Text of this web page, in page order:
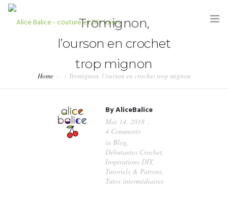
HOME
Tromignon,
l’ourson en crochet
trop mignon
Home Tromignon, l’ourson en crochet trop mignon
ByAliceBalice
Mai 14, 2018
4 Comments
in Blog,
Débutantes Crochet,
Inspirations DIY,
Tutoriels & Patrons,
Tutos intermédiaires